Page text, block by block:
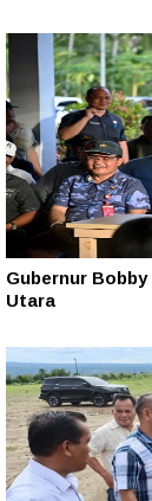
Gubernur
Utara